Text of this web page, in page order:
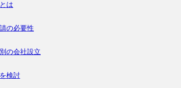
は
の必要性
の会社設立
検討